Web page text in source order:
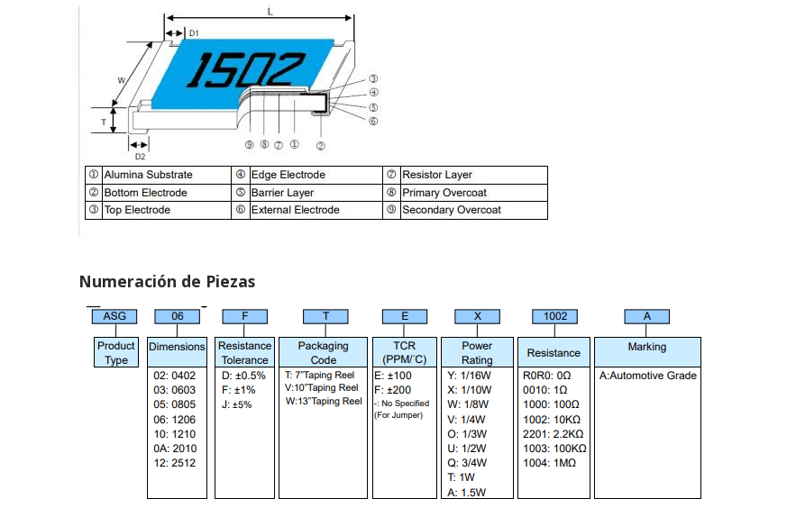
Numeración de Piezas